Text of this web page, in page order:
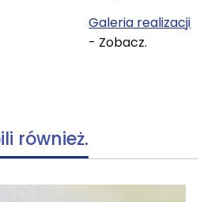
Galeria realizacji
- Zobacz.
również.